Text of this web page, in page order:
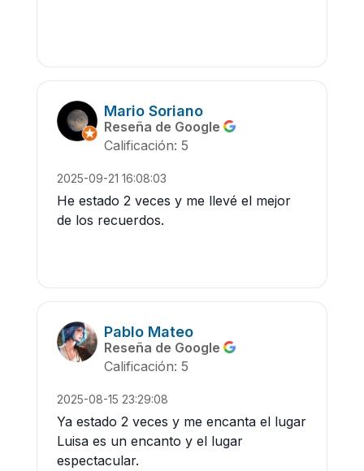
Mario Soriano
Reseña de Google
Calificación: 5
2025-09-21 16:08:03
He estado 2 veces y me llevé el mejor
de los recuerdos.
Pablo Mateo
Reseña de Google
Calificación: 5
2025-08-15 23:29:08
Ya estado 2 veces y me encanta el lugar
Luisa es un encanto y el lugar
espectacular.